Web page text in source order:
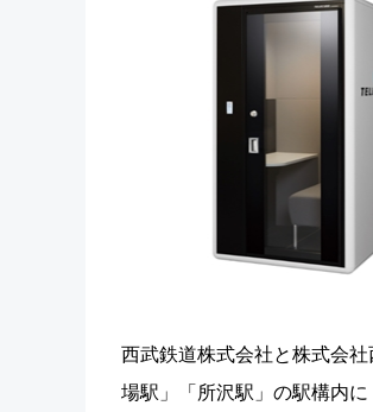
西武鉄道株式会社と株式会
場駅」「所沢駅」の駅構内